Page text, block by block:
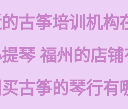
古筝培训机构
琴 福州的店
古筝的琴行有